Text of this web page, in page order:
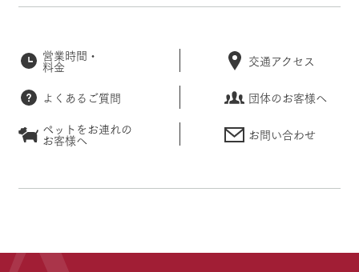
営業時間・
料金 交通アクセス
よくあるご質問
団体のお客様へ
ペットをお連れの
お客様へ お問い合わせ